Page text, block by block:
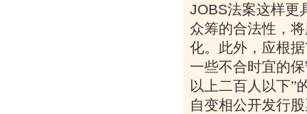
JOBS法案这样更
众筹的合法性，
化。此外，应根
一些不合时宜的
以上二百人以下”
自变相公开发行